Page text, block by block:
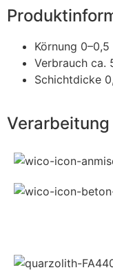
Körnung 0–0,5
Verbrauch ca.
Schichtdicke
Verarbeitung